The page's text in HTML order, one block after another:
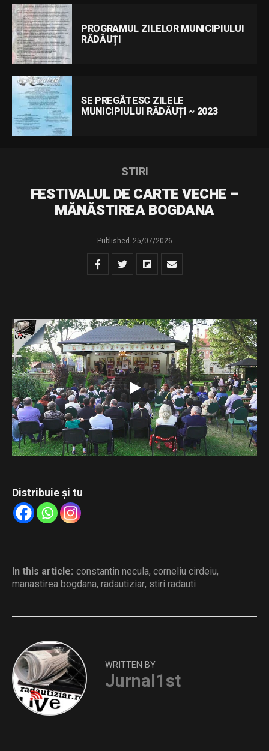
PROGRAMUL ZILELOR MUNICIPIULUI
RĂDĂUȚI
SE PREGĂTESC ZILELE
MUNICIPIULUI RĂDĂUȚI ~ 2023
STIRI
FESTIVALUL DE CARTE VECHE –
MĂNĂSTIREA BOGDANA
Published 25/07/2026
Urmăriți transmisiunea LIVE de la Mănăstirea Bogdana a
celei de-a doua ediții a Festivalului de Carte Veche
„Tipăriturile bisericești – punte între trecut, prezent și
viitor”.
Conferința susținută de părintele Constantin Necula,
intitulată „Cartea scrisă – remediul duhovnicesc al
însingurării culturale”, și recitalul de muzică veche susținut
de părintele arhidiacon Ieremia Sărmaș.
Distribuie și tu
In this article: constantin necula, corneliu cirdeiu,
manastirea bogdana, radautiziar, stiri radauti
WRITTEN BY
Jurnal1st